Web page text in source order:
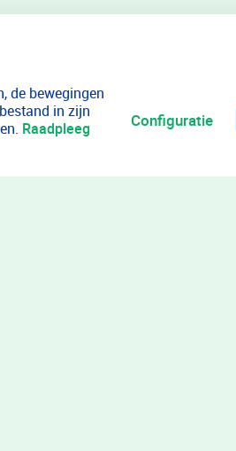
de bewegingen
in zijn
Raadpleeg
Configuratie